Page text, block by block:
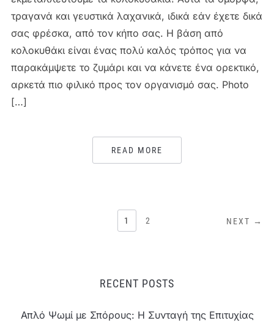
τραγανά και γευστικά λαχανικά, ιδικά εάν έχετε δικά
σας φρέσκα, από τον κήπο σας. Η βάση από
κολοκυθάκι είναι ένας πολύ καλός τρόπος για να
παρακάμψετε το ζυμάρι και να κάνετε ένα ορεκτικό,
αρκετά πιο φιλικό προς τον οργανισμό σας. Photo
[…]
READ MORE
ΣΕΛΙΔΟΠΟΊΗΣΗ1 2 NEXT →
RECENT POSTS
Απλό Ψωμί με Σπόρους: Η Συνταγή της Επιτυχίας